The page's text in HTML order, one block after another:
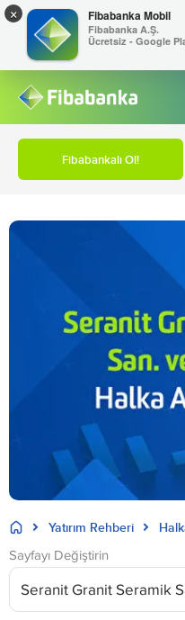
Fibabankalı Ol!
Yatırım Rehberi
Sayfayı Değiştirin
× Fibabanka Mobil
Fibabanka A.Ş.
Ücretsiz - Google